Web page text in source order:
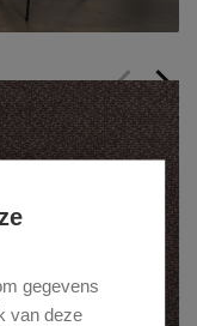
gegevens
van deze